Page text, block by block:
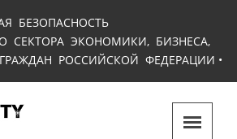
БЕЗОПАСНОСТЬ
СЕКТОРА ЭКОНОМИКИ, БИЗНЕСА,
РОССИЙСКОЙ ФЕДЕРАЦИИ •